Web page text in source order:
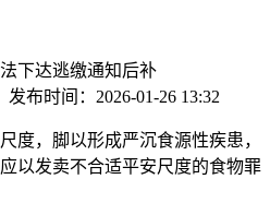
下达逃缴通知后补
发布时间： 2026-01-26 13:32
，脚以形成严沉食源性疾患，
以发卖不合适平安尺度的食物罪